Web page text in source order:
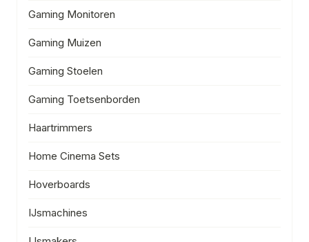
Gaming Monitoren
Gaming Muizen
Gaming Stoelen
Gaming Toetsenborden
Haartrimmers
Home Cinema Sets
Hoverboards
IJsmachines